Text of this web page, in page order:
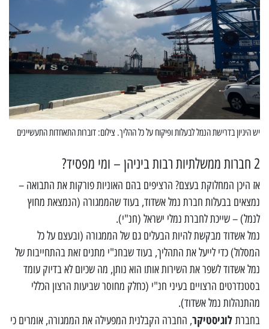
יש היגיון בדרישת הנמל לבעלות ופיקוח על כל ההליך. צילום: דוברות התאחדות התעשיינים
2 חברות ממשלתיות רבות ביניהן – ומי מפסיד?
אז היכן המחלוקת בעצם? הרציפים בהם האוניות פורקות את התבואה –
נמצאים בבעלות חברת נמל אשדוד, בעוד שהממגורה (הנמצאת מחוץ
לנמל) – שייכת לחברת נמלי ישראל (חנ"י).
נמל אשדוד מבקשת להיות הבעלים גם של הממגורה (ובעצם על כל
המסלול) כדי לייעל את התהליך, בעוד שבחנ"י מתנים זאת בהתחייבות של
נמל אשדוד לשפר את השירות אותו הוא נותן, מה שכיום לא בדיוק עומד
בסטנדרטים הרצויים בעיני חנ"י (כחלק מחוסר שביעות הרצון הכללי
מהתנהלות נמל אשדוד).
בחברת לוגיסטיקר, החברה הקבלנית המפעילה את הממגורה, אומרים כי